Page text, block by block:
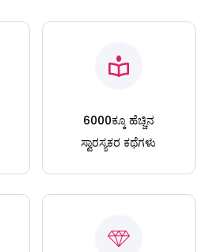
6000ಕ್ಕೂ ಹೆಚ್ಚಿನ
ಸ್ವಾರಸ್ಯಕರ ಕಥೆಗಳು